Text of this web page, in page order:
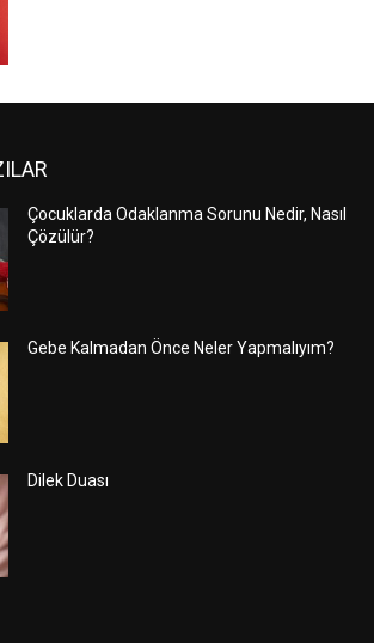
Çocuklarda Odaklanma Sorunu Nedir, Nasıl
Çözülür?
Gebe Kalmadan Önce Neler Yapmalıyım?
Dilek Duası